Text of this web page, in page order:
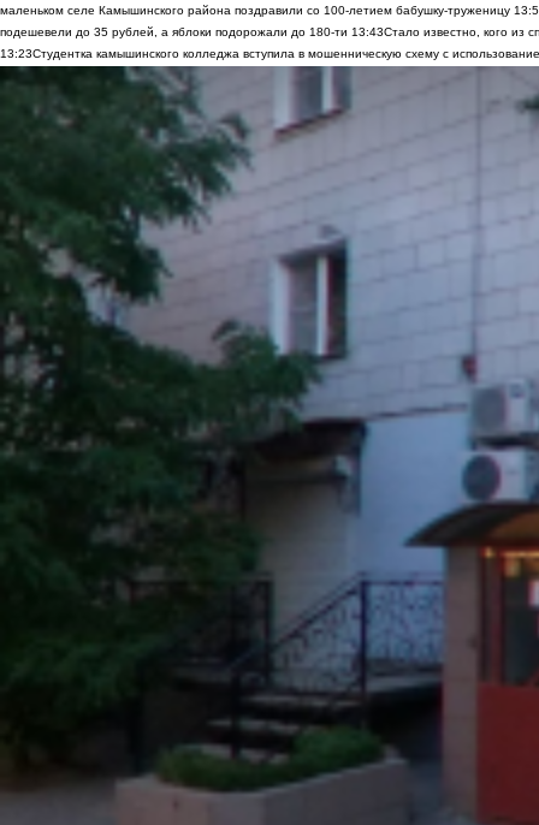
маленьком селе Камышинского района поздравили со 100-летием бабушку-труженицу
подешевели до 35 рублей, а яблоки подорожали до 180-ти 13:43Стало известно, кого из
13:23Студентка камышинского колледжа вступила в мошенническую схему с